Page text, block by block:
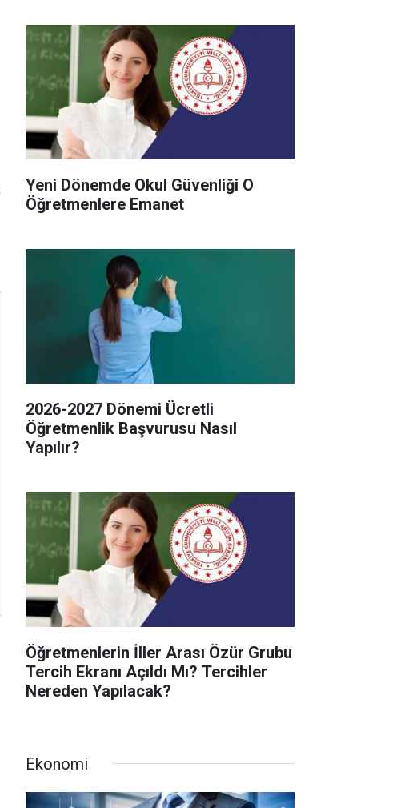
Yeni Dönemde Okul Güvenliği O
Öğretmenlere Emanet
2026-2027 Dönemi Ücretli
Öğretmenlik Başvurusu Nasıl
Yapılır?
Öğretmenlerin İller Arası Özür Grubu
Tercih Ekranı Açıldı Mı? Tercihler
Nereden Yapılacak?
Ekonomi